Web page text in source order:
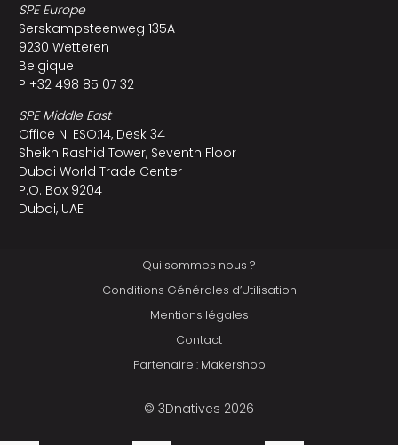
SPE Europe
Serskampsteenweg 135A
9230 Wetteren
Belgique
P +32 498 85 07 32
SPE Middle East
Office N. ESO:14, Desk 34
Sheikh Rashid Tower, Seventh Floor
Dubai World Trade Center
P.O. Box 9204
Dubai, UAE
Qui sommes nous ?
Conditions Générales d’Utilisation
Mentions légales
Contact
Partenaire : Makershop
© 3Dnatives 2026